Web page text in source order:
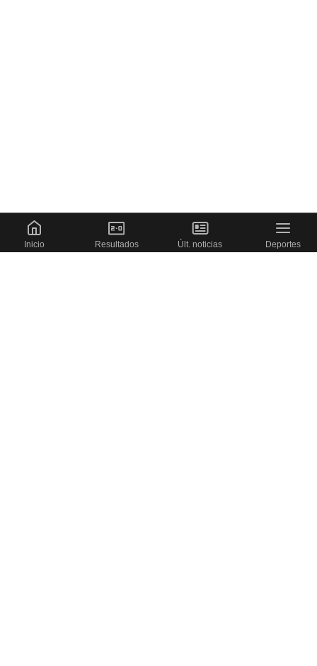
Inicio Resultados Últ. noticias Deportes